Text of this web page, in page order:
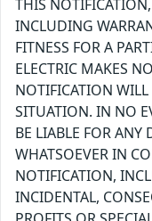
THIS
INCLUDING
FITNESS FOR A
ELECTRIC MAKES
NOTIFICATION
SITUATION. IN NO
BE LIABLE FOR ANY
WHATSOEVER IN
NOTIFICATION,
INCIDENTAL,